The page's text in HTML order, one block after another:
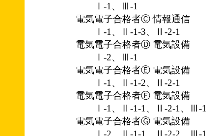
Ⅰ-1、Ⅲ-1
電気電子合格者Ⓒ 情報通信
Ⅰ-1、Ⅱ-1-3、Ⅱ-2-1
電気電子合格者Ⓓ 電気設備
Ⅰ-2、Ⅲ-1
電気電子合格者Ⓔ 電気設備
Ⅰ-1、Ⅱ-1-2、Ⅱ-2-1
電気電子合格者Ⓕ 電気設備
Ⅰ-1、Ⅱ-1-1、Ⅱ-2-1、Ⅲ-1
電気電子合格者Ⓖ 電気設備
Ⅰ-2、Ⅱ-1-1、Ⅱ-2-2、Ⅲ-1